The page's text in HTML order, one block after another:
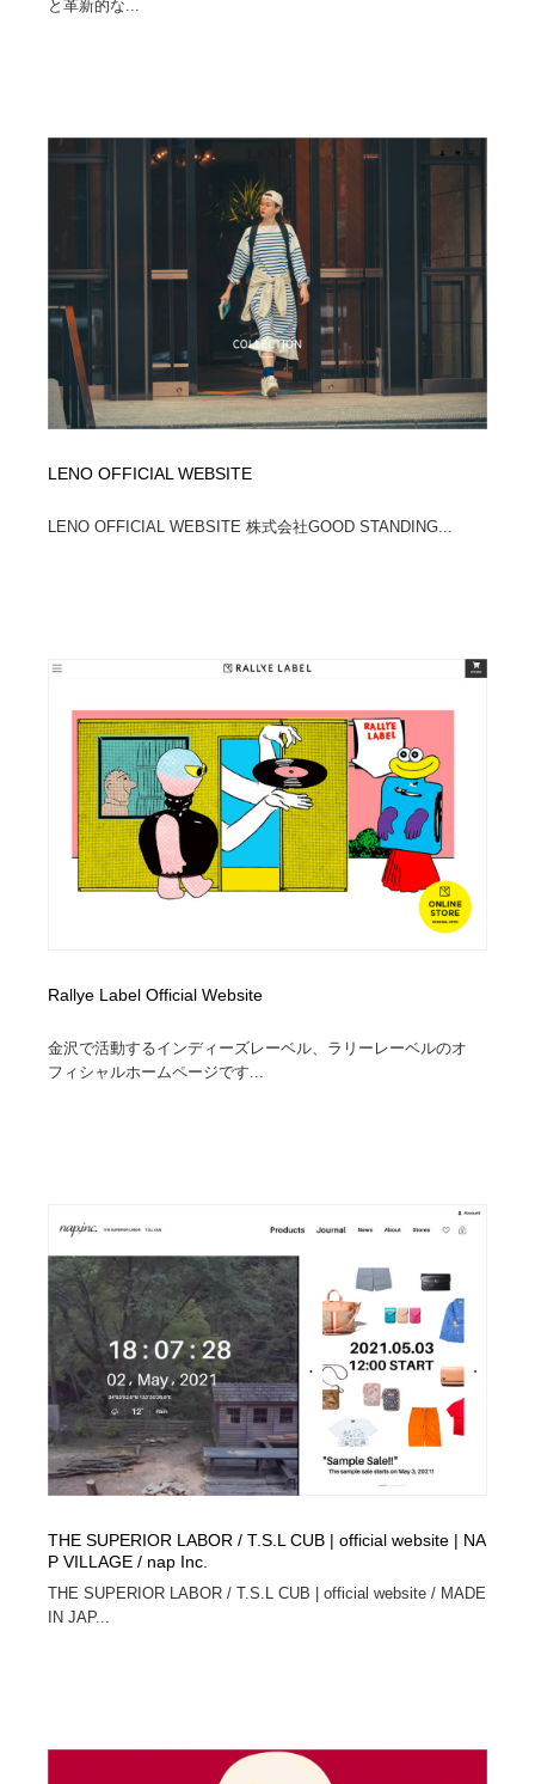
と革新的な...
LENO OFFICIAL WEBSITE
LENO OFFICIAL WEBSITE 株式会社GOOD STANDING...
Rallye Label Official Website
金沢で活動するインディーズレーベル、ラリーレーベルのオ
フィシャルホームページです...
THE SUPERIOR LABOR / T.S.L CUB | official website | NA
P VILLAGE / nap Inc.
THE SUPERIOR LABOR / T.S.L CUB | official website / MADE
IN JAP...